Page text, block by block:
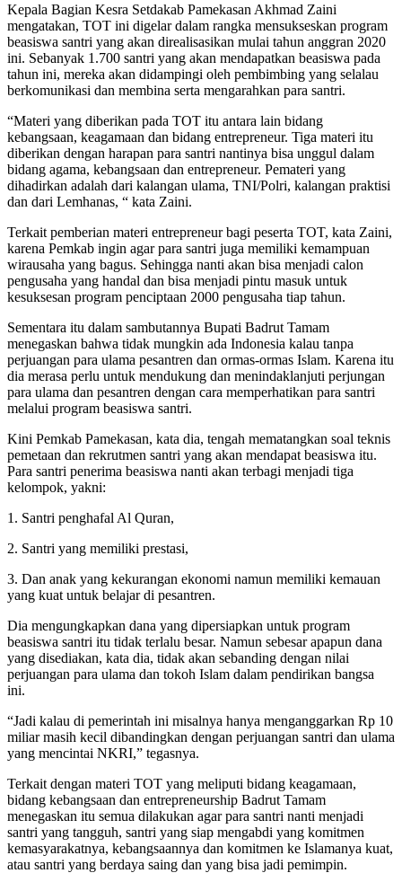
Kepala Bagian Kesra Setdakab Pamekasan Akhmad Zaini
mengatakan, TOT ini digelar dalam rangka mensukseskan program
beasiswa santri yang akan direalisasikan mulai tahun anggran 2020
ini. Sebanyak 1.700 santri yang akan mendapatkan beasiswa pada
tahun ini, mereka akan didampingi oleh pembimbing yang selalau
berkomunikasi dan membina serta mengarahkan para santri.
“Materi yang diberikan pada TOT itu antara lain bidang
kebangsaan, keagamaan dan bidang entrepreneur. Tiga materi itu
diberikan dengan harapan para santri nantinya bisa unggul dalam
bidang agama, kebangsaan dan entrepreneur. Pemateri yang
dihadirkan adalah dari kalangan ulama, TNI/Polri, kalangan praktisi
dan dari Lemhanas, “ kata Zaini.
Terkait pemberian materi entrepreneur bagi peserta TOT, kata Zaini,
karena Pemkab ingin agar para santri juga memiliki kemampuan
wirausaha yang bagus. Sehingga nanti akan bisa menjadi calon
pengusaha yang handal dan bisa menjadi pintu masuk untuk
kesuksesan program penciptaan 2000 pengusaha tiap tahun.
Sementara itu dalam sambutannya Bupati Badrut Tamam
menegaskan bahwa tidak mungkin ada Indonesia kalau tanpa
perjuangan para ulama pesantren dan ormas-ormas Islam. Karena itu
dia merasa perlu untuk mendukung dan menindaklanjuti perjungan
para ulama dan pesantren dengan cara memperhatikan para santri
melalui program beasiswa santri.
Kini Pemkab Pamekasan, kata dia, tengah mematangkan soal teknis
pemetaan dan rekrutmen santri yang akan mendapat beasiswa itu.
Para santri penerima beasiswa nanti akan terbagi menjadi tiga
kelompok, yakni:
1. Santri penghafal Al Quran,
2. Santri yang memiliki prestasi,
3. Dan anak yang kekurangan ekonomi namun memiliki kemauan
yang kuat untuk belajar di pesantren.
Dia mengungkapkan dana yang dipersiapkan untuk program
beasiswa santri itu tidak terlalu besar. Namun sebesar apapun dana
yang disediakan, kata dia, tidak akan sebanding dengan nilai
perjuangan para ulama dan tokoh Islam dalam pendirikan bangsa
ini.
“Jadi kalau di pemerintah ini misalnya hanya menganggarkan Rp 10
miliar masih kecil dibandingkan dengan perjuangan santri dan ulama
yang mencintai NKRI,” tegasnya.
Terkait dengan materi TOT yang meliputi bidang keagamaan,
bidang kebangsaan dan entrepreneurship Badrut Tamam
menegaskan itu semua dilakukan agar para santri nanti menjadi
santri yang tangguh, santri yang siap mengabdi yang komitmen
kemasyarakatnya, kebangsaannya dan komitmen ke Islamanya kuat,
atau santri yang berdaya saing dan yang bisa jadi pemimpin.